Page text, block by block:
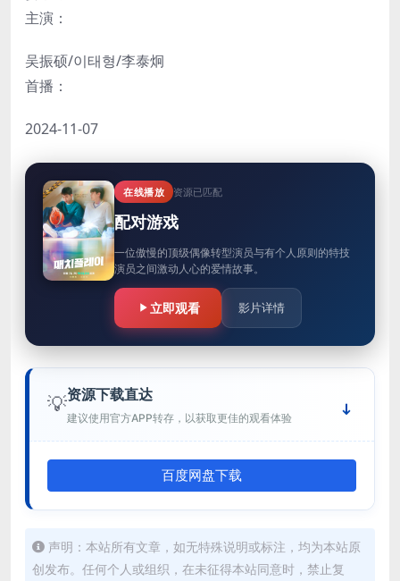
主演：
吴振硕/이태형/李泰炯
首播：
2024-11-07
在线播放 资源已匹配
配对游戏
一位傲慢的顶级偶像转型演员与有个人原则的特技
演员之间激动人心的爱情故事。
立即观看 影片详情
💡资源下载直达
建议使用官方APP转存，以获取更佳的观看体验
百度网盘下载
声明：本站所有文章，如无特殊说明或标注，均为本站原
创发布。任何个人或组织，在未征得本站同意时，禁止复